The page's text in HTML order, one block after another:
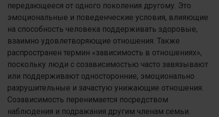
передающееся от одного поколения другому. Это
эмоциональные и поведенческие условия, влияющие
на способность человека поддерживать здоровые,
взаимно удовлетворяющие отношения. Также
распространен термин «зависимость в отношениях»,
поскольку люди с созависимостью часто завязывают
или поддерживают односторонние, эмоционально
разрушительные и зачастую унижающие отношения.
Созависимость перенимается посредством
наблюдения и подражания другим членам семьи.